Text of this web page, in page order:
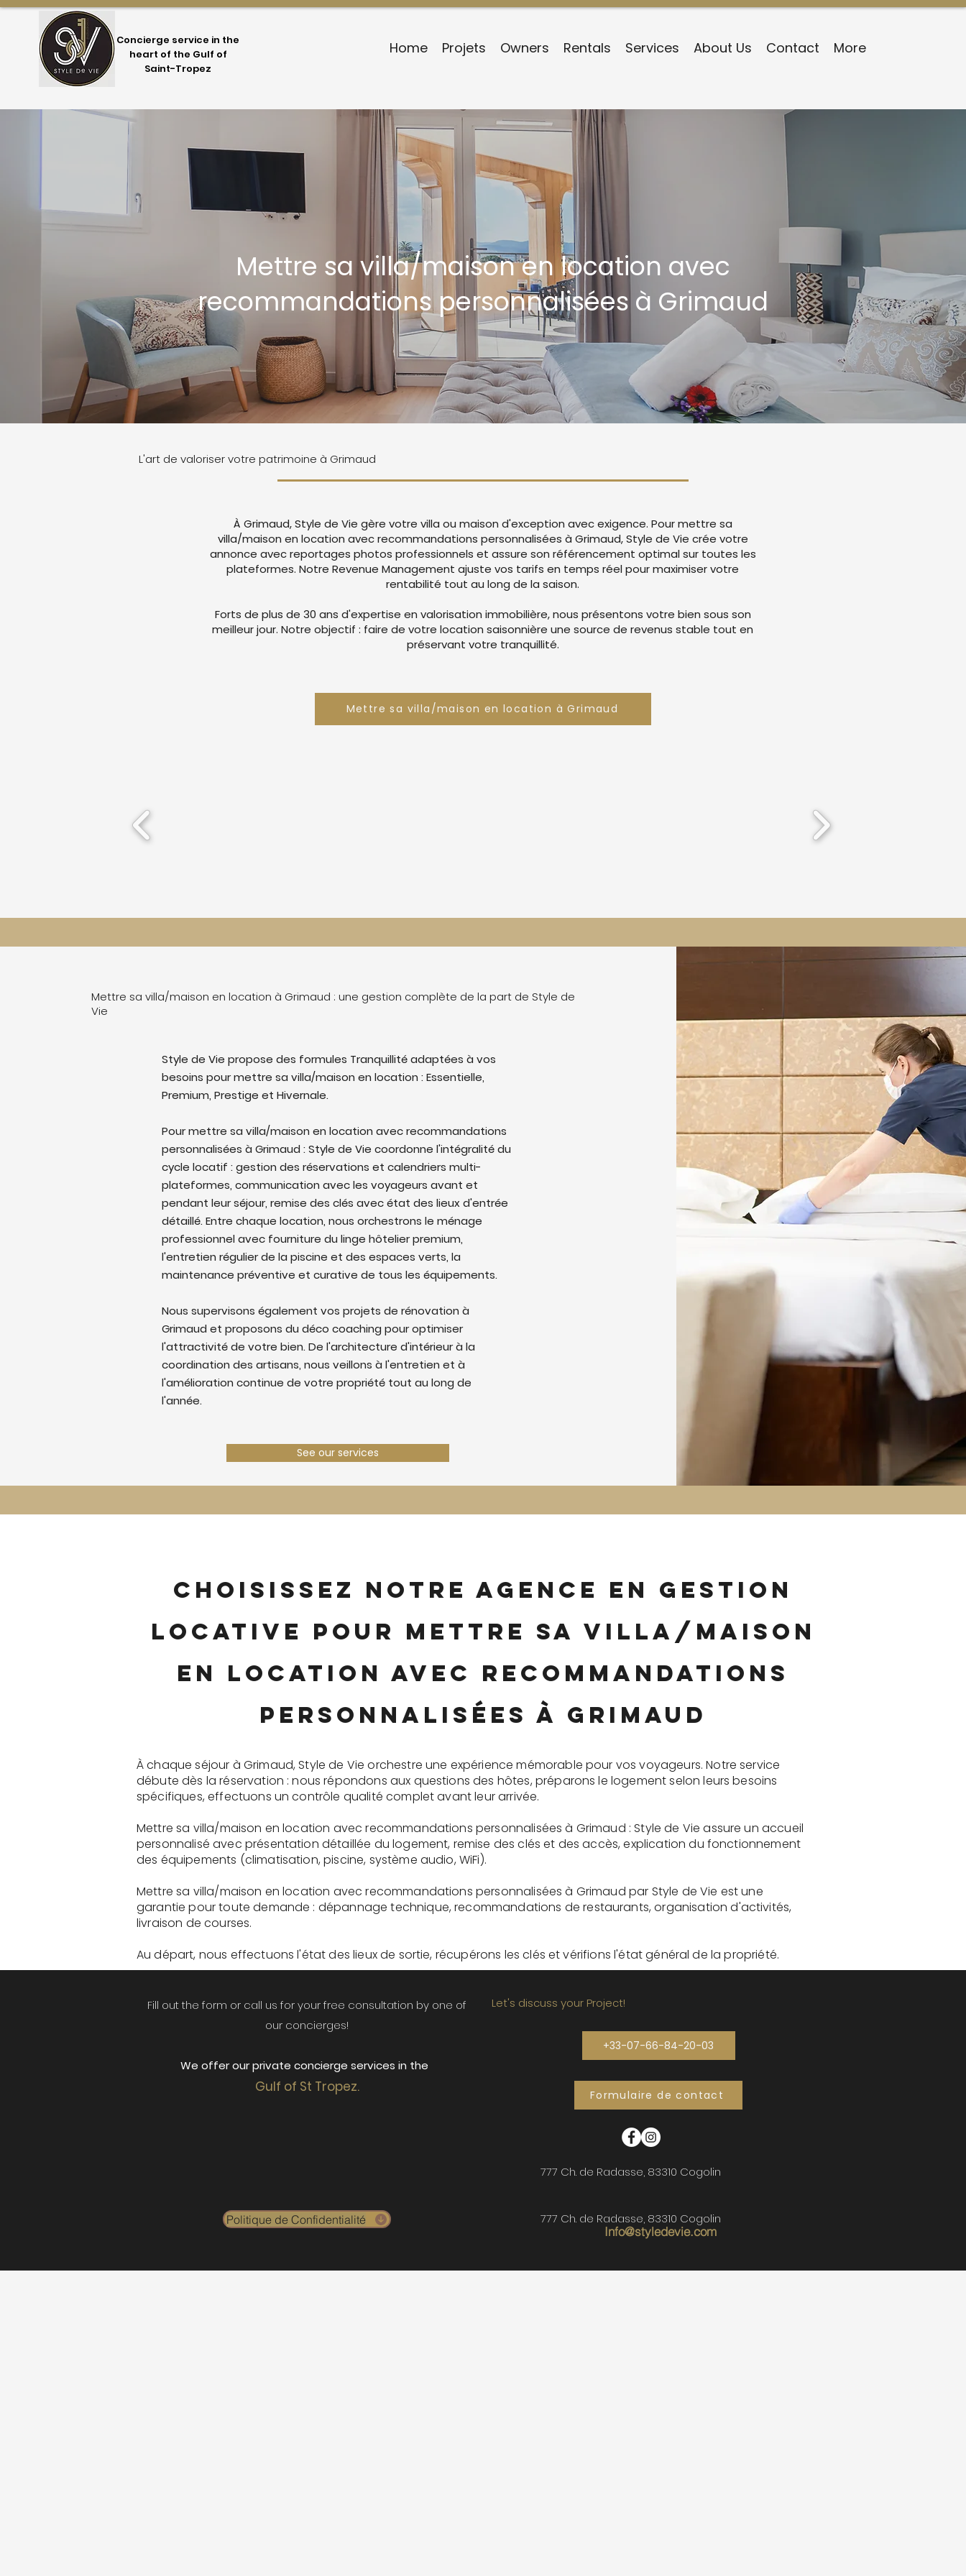
Concierge service in the
heart of the Gulf of
Saint-Tropez
Home Projets Owners Rentals Services About Us Contact More
Mettre sa villa/maison en location avec
recommandations personnalisées à Grimaud
L'art de valoriser votre patrimoine à Grimaud
À Grimaud, Style de Vie gère votre villa ou maison d'exception avec exigence. Pour mettre sa
villa/maison en location avec recommandations personnalisées à Grimaud, Style de Vie crée votre
annonce avec reportages photos professionnels et assure son référencement optimal sur toutes les
plateformes. Notre Revenue Management ajuste vos tarifs en temps réel pour maximiser votre
rentabilité tout au long de la saison.
Forts de plus de 30 ans d'expertise en valorisation immobilière, nous présentons votre bien sous son
meilleur jour. Notre objectif : faire de votre location saisonnière une source de revenus stable tout en
préservant votre tranquillité.
Mettre sa villa/maison en location à Grimaud
Mettre sa villa/maison en location à Grimaud : une gestion complète de la part de Style de
Vie
Style de Vie propose des formules Tranquillité adaptées à vos
besoins pour mettre sa villa/maison en location : Essentielle,
Premium, Prestige et Hivernale.
Pour mettre sa villa/maison en location avec recommandations
personnalisées à Grimaud : Style de Vie coordonne l'intégralité du
cycle locatif : gestion des réservations et calendriers multi-
plateformes, communication avec les voyageurs avant et
pendant leur séjour, remise des clés avec état des lieux d'entrée
détaillé. Entre chaque location, nous orchestrons le ménage
professionnel avec fourniture du linge hôtelier premium,
l'entretien régulier de la piscine et des espaces verts, la
maintenance préventive et curative de tous les équipements.
Nous supervisons également vos projets de rénovation à
Grimaud et proposons du déco coaching pour optimiser
l'attractivité de votre bien. De l'architecture d'intérieur à la
coordination des artisans, nous veillons à l'entretien et à
l'amélioration continue de votre propriété tout au long de
l'année.
See our services
Choisissez notre agence en gestion
locative pour mettre sa villa/maison
en location avec recommandations
personnalisées à Grimaud
À chaque séjour à Grimaud, Style de Vie orchestre une expérience mémorable pour vos voyageurs. Notre service
débute dès la réservation : nous répondons aux questions des hôtes, préparons le logement selon leurs besoins
spécifiques, effectuons un contrôle qualité complet avant leur arrivée.
Mettre sa villa/maison en location avec recommandations personnalisées à Grimaud : Style de Vie assure un accueil
personnalisé avec présentation détaillée du logement, remise des clés et des accès, explication du fonctionnement
des équipements (climatisation, piscine, système audio, WiFi).
Mettre sa villa/maison en location avec recommandations personnalisées à Grimaud par Style de Vie est une
garantie pour toute demande : dépannage technique, recommandations de restaurants, organisation d'activités,
livraison de courses.
Au départ, nous effectuons l'état des lieux de sortie, récupérons les clés et vérifions l'état général de la propriété.
Fill out the form or call us for your free consultation by one of
our concierges!
We offer our private concierge services in the
Gulf of St Tropez.
Politique de Confidentialité
Let's discuss your Project!
+33-07-66-84-20-03
Formulaire de contact
777 Ch. de Radasse, 83310 Cogolin
Info@styledevie.com
777 Ch. de Radasse, 83310 Cogolin